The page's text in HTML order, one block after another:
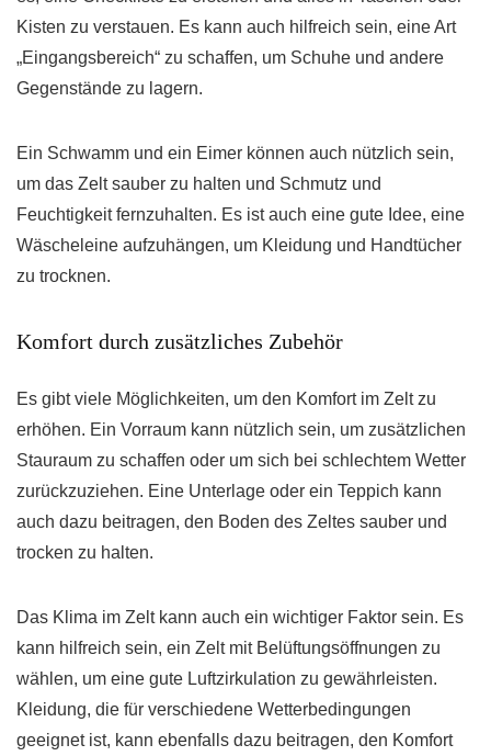
Kisten zu verstauen. Es kann auch hilfreich sein, eine Art
„Eingangsbereich“ zu schaffen, um Schuhe und andere
Gegenstände zu lagern.
Ein Schwamm und ein Eimer können auch nützlich sein,
um das Zelt sauber zu halten und Schmutz und
Feuchtigkeit fernzuhalten. Es ist auch eine gute Idee, eine
Wäscheleine aufzuhängen, um Kleidung und Handtücher
zu trocknen.
Komfort durch zusätzliches Zubehör
Es gibt viele Möglichkeiten, um den Komfort im Zelt zu
erhöhen. Ein Vorraum kann nützlich sein, um zusätzlichen
Stauraum zu schaffen oder um sich bei schlechtem Wetter
zurückzuziehen. Eine Unterlage oder ein Teppich kann
auch dazu beitragen, den Boden des Zeltes sauber und
trocken zu halten.
Das Klima im Zelt kann auch ein wichtiger Faktor sein. Es
kann hilfreich sein, ein Zelt mit Belüftungsöffnungen zu
wählen, um eine gute Luftzirkulation zu gewährleisten.
Kleidung, die für verschiedene Wetterbedingungen
geeignet ist, kann ebenfalls dazu beitragen, den Komfort